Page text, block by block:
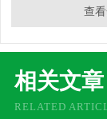
查
相关文章
RELATED